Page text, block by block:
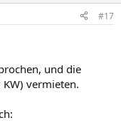
#17
und die
vermieten.